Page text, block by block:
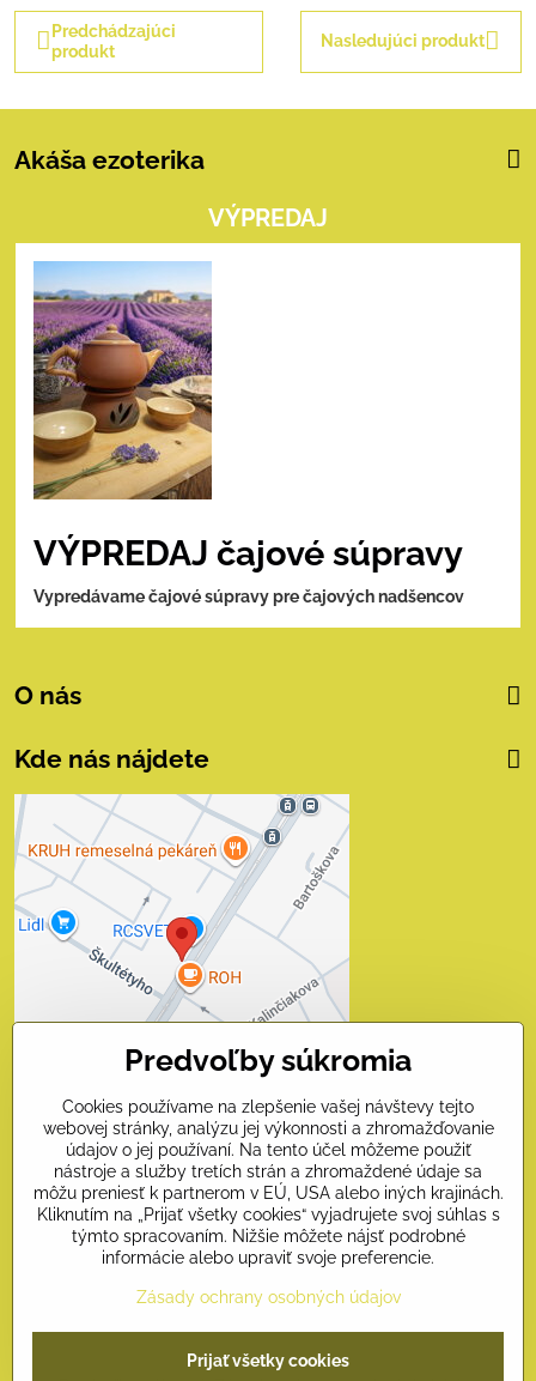
Predchádzajúci
produkt
Nasledujúci produkt
Akáša ezoterika
VÝPREDAJ
VÝPREDAJ čajové súpravy
Vypredávame čajové súpravy pre čajových nadšencov
O nás
Kde nás nájdete
Externý obsah je
blokovaný Voľbami
súkromia
Prajete si načítať externý obsah?
Povoliť tentokrát
Povoliť a zapamätať - súhlas
Otvoriť obsah v novom okne
Kontakty
Naši priatelia
©2026Copyright
Predvoľby súkromia
Cookies používame na zlepšenie vašej návštevy tejto
webovej stránky, analýzu jej výkonnosti a zhromažďovanie
údajov o jej používaní. Na tento účel môžeme použiť
nástroje a služby tretích strán a zhromaždené údaje sa
môžu preniesť k partnerom v EÚ, USA alebo iných krajinách.
Kliknutím na „Prijať všetky cookies“ vyjadrujete svoj súhlas s
týmto spracovaním. Nižšie môžete nájsť podrobné
informácie alebo upraviť svoje preferencie.
Zásady ochrany osobných údajov
Prijať všetky cookies